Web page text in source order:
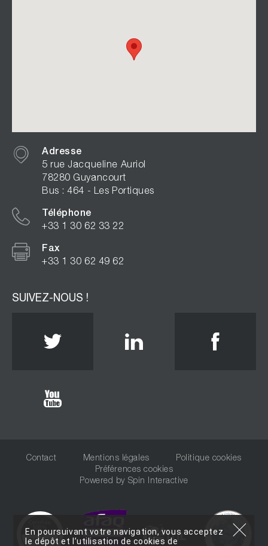
Adresse
5 rue Jacqueline Auriol
78280 Guyancourt
Bus : 464 - Les Portiques
Téléphone
+33 1 30 62 33 22
Fax
+33 1 30 62 49 62
SUIVEZ-NOUS !
Twitter Linkedin
Youtube
Contact Mentions légales
Politique cookies
Préférences cookies
Powered by Spin Interactive
En poursuivant votre navigation, vous acceptez
le dépôt et l’utilisation de cookies de